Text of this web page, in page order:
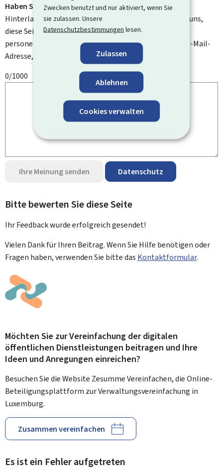
Zwecken benutzt und nur aktiviert, wenn Sie
sie zulassen. Unsere
Datenschutzbestimmungen lesen.
Zulassen
Ablehnen
Cookies verwalten
Haben Sie Verbesserungsvorschläge?
Hinterlassen Sie uns einen Kommentar und helfen Sie uns,
diese Seite zu verbessern. Bitte geben Sie keine
personenbezogenen Daten an, wie zum Beispiel Ihre E-Mail-
Adresse, Ihren Namen oder Ihre Telefonnummer.
0/1000
Ihre Meinung senden Datenschutz
Bitte bewerten Sie diese Seite
Ihr Feedback wurdeerfolgreichgesendet!
Vielen Dank für Ihren Beitrag. Wenn Sie Hilfe benötigen oder
Fragen haben, verwenden Sie bitte das Kontaktformular.
Möchten Sie zur Vereinfachung der digitalen
öffentlichen Dienstleistungen beitragen und Ihre
Ideen und Anregungen einreichen?
Besuchen Sie die Website Zesumme Vereinfachen, die Online-
Beteiligungsplattform zur Verwaltungsvereinfachung in
Luxemburg.
Zusammen vereinfachen
Es ist ein Fehler aufgetreten